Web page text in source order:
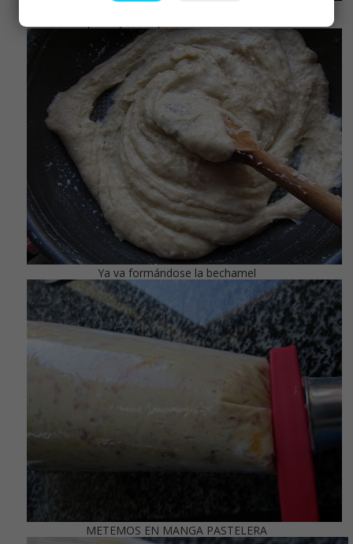
Ya va formándose la bechamel
METEMOS EN MANGA PASTELERA